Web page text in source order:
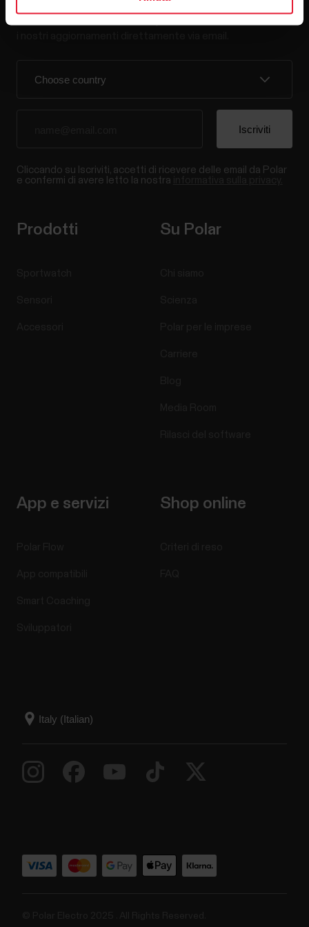
Cliccando su Iscriviti, accetti di ricevere delle email da Polar
e confermi di avere letto la nostra
Prodotti Su Polar
App e servizi Shop online